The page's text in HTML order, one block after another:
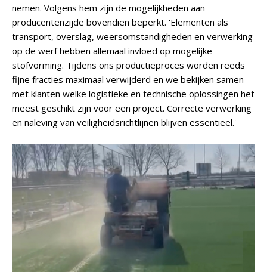
nemen. Volgens hem zijn de mogelijkheden aan
producentenzijde bovendien beperkt. 'Elementen als
transport, overslag, weersomstandigheden en verwerking
op de werf hebben allemaal invloed op mogelijke
stofvorming. Tijdens ons productieproces worden reeds
fijne fracties maximaal verwijderd en we bekijken samen
met klanten welke logistieke en technische oplossingen het
meest geschikt zijn voor een project. Correcte verwerking
en naleving van veiligheidsrichtlijnen blijven essentieel.'